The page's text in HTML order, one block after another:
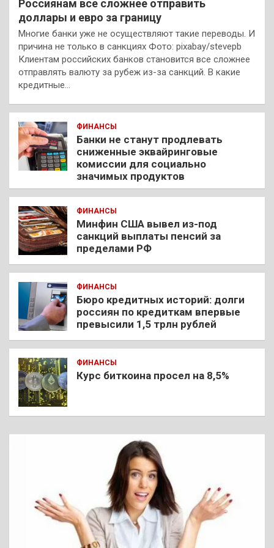
Россиянам все сложнее отправить
доллары и евро за границу
Многие банки уже не осуществляют такие переводы. И
причина не только в санкциях Фото: pixabay/stevepb
Клиентам российских банков становится все сложнее
отправлять валюту за рубеж из-за санкций. В какие
кредитные…
ФИНАНСЫ
Банки не станут продлевать
сниженные эквайринговые
комиссии для социально
значимых продуктов
ФИНАНСЫ
Минфин США вывел из-под
санкций выплаты пенсий за
пределами РФ
ФИНАНСЫ
Бюро кредитных историй: долги
россиян по кредиткам впервые
превысили 1,5 трлн рублей
ФИНАНСЫ
Курс биткоина просел на 8,5%